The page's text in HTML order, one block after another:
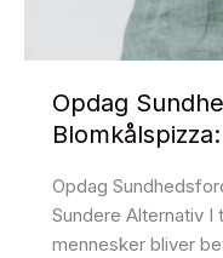
Opdag
Opdag
Sundere Alternativ
mennesker bliver